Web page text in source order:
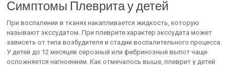
Симптомы Плеврита у детей
При воспалении в тканях накапливается жидкость, которую
называют экссудатом. При плеврите характер экссудата может
зависеть от типа возбудителя и стадии воспалительного процесса.
У детей до 12 месяцев серозный или фибринозный выпот чаще
осложняется нагноением. Как отмечалось выше, плеврит у детей